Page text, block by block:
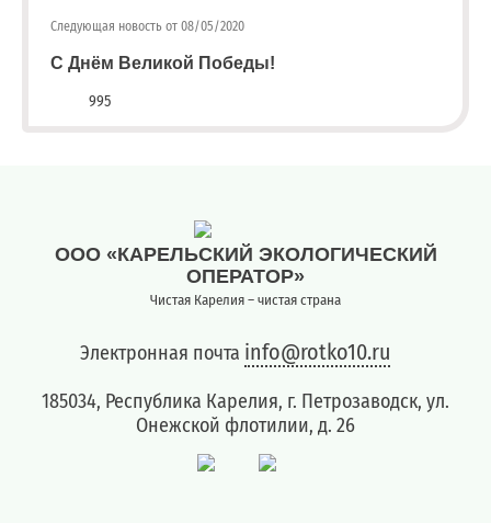
Следующая новость от 08/05/2020
С Днём Великой Победы!
995
ООО «КАРЕЛЬСКИЙ ЭКОЛОГИЧЕСКИЙ
ОПЕРАТОР»
Чистая Карелия – чистая страна
Электронная почта info@rotko10.ru
185034, Республика Карелия, г. Петрозаводск, ул.
Онежской флотилии, д. 26